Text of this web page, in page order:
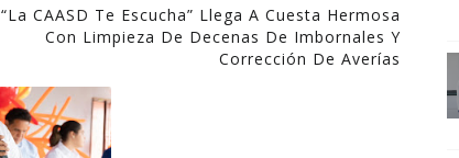
“La CAASD Te Escucha” Llega A Cuesta Hermosa
Con Limpieza De Decenas De Imbornales Y
Corrección De Averías